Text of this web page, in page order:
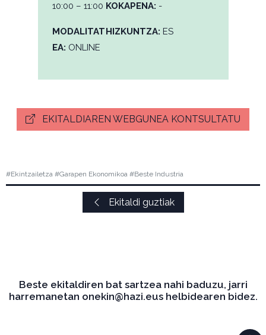
10:00 – 11:00
MODALITAT
EA: ONLINE
KOKAPENA: -
HIZKUNTZA: ES
EKITALDIAREN WEBGUNEA KONTSULTATU
#Ekintzailetza #Garapen Ekonomikoa #Beste Industria
Ekitaldi guztiak
Beste ekitaldiren bat sartzea nahi baduzu, jarri
harremanetan onekin@hazi.eus helbidearen bidez.